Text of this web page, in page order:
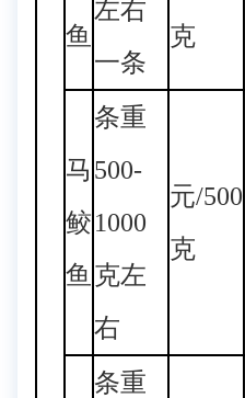
鱼
左右
一条
克
马
鲛
鱼
条重
500-
1000
克左
右
元/500
克
条重